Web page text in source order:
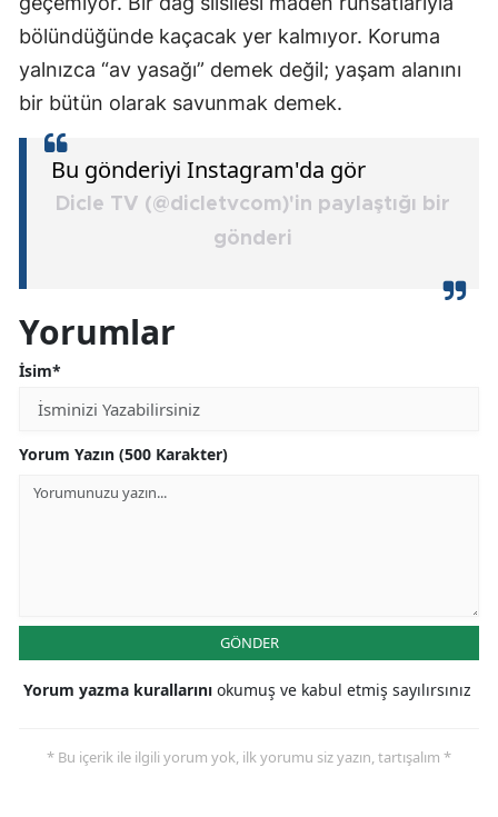
bölündüğünde kaçacak yer kalmıyor. Koruma
yalnızca “av yasağı” demek değil; yaşam alanını
bir bütün olarak savunmak demek.
Bu gönderiyi Instagram'da gör
Dicle TV (@dicletvcom)'in paylaştığı bir
gönderi
Yorumlar
İsim*
Yorum Yazın (500 Karakter)
GÖNDER
Yorum yazma kurallarını okumuş ve kabul etmiş sayılırsınız
* Bu içerik ile ilgili yorum yok, ilk yorumu siz yazın, tartışalım *